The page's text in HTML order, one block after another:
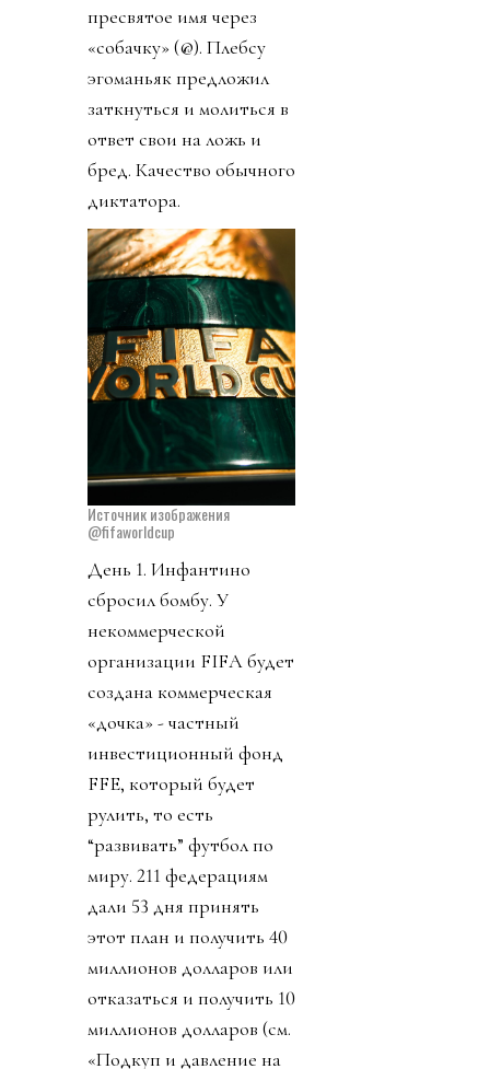
пресвятое имя через
«собачку» (@). Плебсу
эгоманьяк предложил
заткнуться и молиться в
ответ свои на ложь и
бред. Качество обычного
диктатора.
Источник изображения
@fifaworldcup
День 1. Инфантино
сбросил бомбу. У
некоммерческой
организации FIFA будет
создана коммерческая
«дочка» - частный
инвестиционный фонд
FFE, который будет
рулить, то есть
“развивать” футбол по
миру. 211 федерациям
дали 53 дня принять
этот план и получить 40
миллионов долларов или
отказаться и получить 10
миллионов долларов (см.
«Подкуп и давление на